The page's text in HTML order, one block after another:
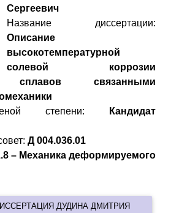
Сергеевич
Название диссертации:
Описание
высокотемпературной
солевой коррозии
сплавов связанными
степени: Кандидат
Д 004.036.01
– Механика деформируемого
ДУДИНА ДМИТРИЯ